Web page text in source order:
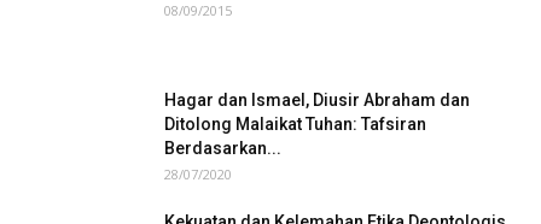
08/09/2015
Hagar dan Ismael, Diusir Abraham dan
Ditolong Malaikat Tuhan: Tafsiran
Berdasarkan...
28/07/2020